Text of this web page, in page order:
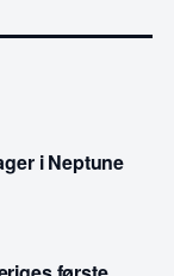
i Neptune